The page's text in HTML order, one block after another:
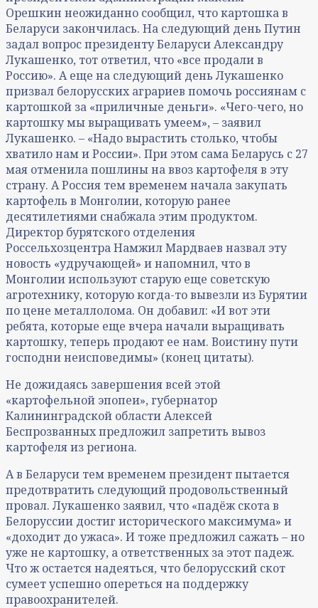
Орешкин неожиданно сообщил, что картошка в
Беларуси закончилась. На следующий день Путин
задал вопрос президенту Беларуси Александру
Лукашенко, тот ответил, что «все продали в
Россию». А еще на следующий день Лукашенко
призвал белорусских аграриев помочь россиянам с
картошкой за «приличные деньги». «Чего-чего, но
картошку мы выращивать умеем», – заявил
Лукашенко. – «Надо вырастить столько, чтобы
хватило нам и России». При этом сама Беларусь с 27
мая отменила пошлины на ввоз картофеля в эту
страну. А Россия тем временем начала закупать
картофель в Монголии, которую ранее
десятилетиями снабжала этим продуктом.
Директор бурятского отделения
Россельхозцентра Намжил Мардваев назвал эту
новость «удручающей» и напомнил, что в
Монголии используют старую еще советскую
агротехнику, которую когда-то вывезли из Бурятии
по цене металлолома. Он добавил: «И вот эти
ребята, которые еще вчера начали выращивать
картошку, теперь продают ее нам. Воистину пути
господни неисповедимы» (конец цитаты).
Не дожидаясь завершения всей этой
«картофельной эпопеи», губернатор
Калининградской области Алексей
Беспрозванных предложил запретить вывоз
картофеля из региона.
А в Беларуси тем временем президент пытается
предотвратить следующий продовольственный
провал. Лукашенко заявил, что «падёж скота в
Белоруссии достиг исторического максимума» и
«доходит до ужаса». И тоже предложил сажать – но
уже не картошку, а ответственных за этот падеж.
Что ж остается надеяться, что белорусский скот
сумеет успешно опереться на поддержку
правоохранителей.